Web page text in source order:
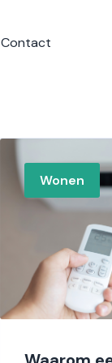
Contact
Wonen